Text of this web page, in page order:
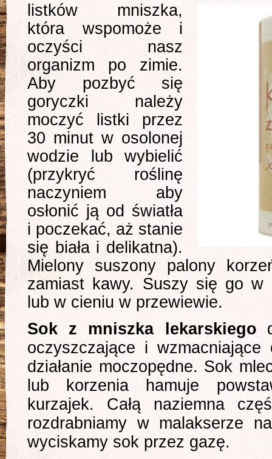
listków mniszka,
która wspomoże i
oczyści nasz
organizm po zimie.
Aby pozbyć się
goryczki należy
moczyć listki przez
30 minut w osolonej
wodzie lub wybielić
(przykryć roślinę
naczyniem aby
osłonić ją od światła
i poczekać, aż stanie
się biała i delikatna).
Mielony suszony palony
zamiast kawy. Suszy się go w
lub w cieniu w przewiewie.
Sok z mniszka lekarskiego
oczyszczające i wzmacniające
działanie moczopędne. Sok
lub korzenia hamuje
kurzajek. Całą naziemna
rozdrabniamy w malakserze
wyciskamy sok przez gazę.